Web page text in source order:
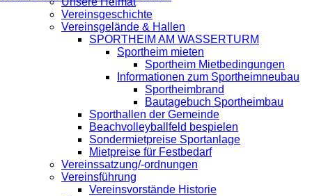
Vereinsgeschichte
Vereinsgelände & Hallen
SPORTHEIM AM WASSERTURM
Sportheim mieten
Sportheim Mietbedingungen
Informationen zum Sportheimneubau
Sportheimbrand
Bautagebuch Sportheimbau
Sporthallen der Gemeinde
Beachvolleyballfeld bespielen
Sondermietpreise Sportanlage
Mietpreise für Festbedarf
Vereinssatzung/-ordnungen
Vereinsführung
Vereinsvorstände Historie